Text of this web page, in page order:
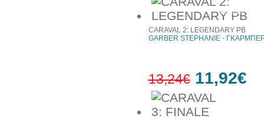
10%
έκπτωση
CARAVAL 2: LEGENDARY PB
GARBER STEPHANIE -
13,24€ 11,92€